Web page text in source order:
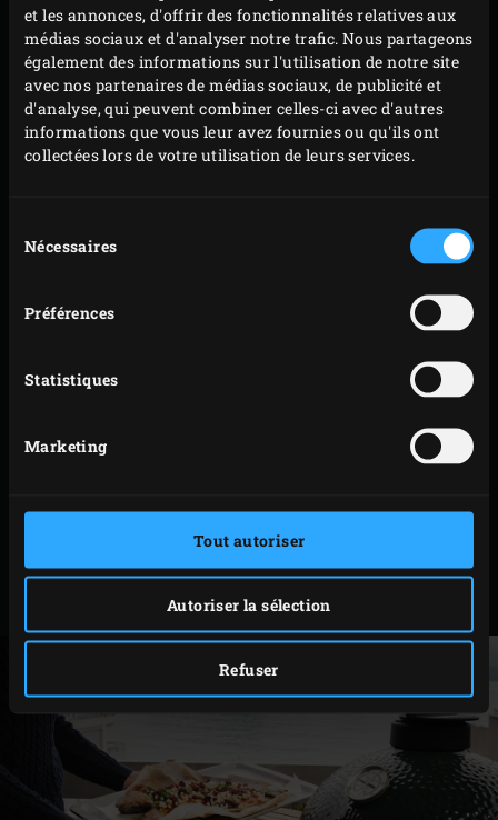
et les annonces, d'offrir des fonctionnalités relatives aux
médias sociaux et d'analyser notre trafic. Nous partageons
également des informations sur l'utilisation de notre site
avec nos partenaires de médias sociaux, de publicité et
d'analyse, qui peuvent combiner celles-ci avec d'autres
informations que vous leur avez fournies ou qu'ils ont
collectées lors de votre utilisation de leurs services.
duNécessaires
Préférences
Statistiques
Marketing
Tout autoriser
Autoriser la sélection
Refuser
sulfurisé sur laquelle vous poserez la truite et
étalez-la. Placez le poisson ouvert sur la peau sur le
papier sulfurisé et badigeonnez la chair avec le
sambal badjak.
Découpez la pomme Granny Smith en tranches
d’environ 1 centimètre d’épaisseur et débitez-la en
d’environ 1 centimètre. Placez la branche d’estragon
au centre du poisson et répartissez les dés de
pomme et de betterave. Saupoudrez de sel marin
fraîchement moulu, à votre convenance.
sulfurisé sur la grille et fermez le couvercle de
jusqu’à ce que le poisson soit cuit mais encore
soient bien chauds.
Retirez le papier sulfurisé avec la truite mouchetée
farcie de l’EGG et servez sur une belle planche pour
que chacun puisse se servir.